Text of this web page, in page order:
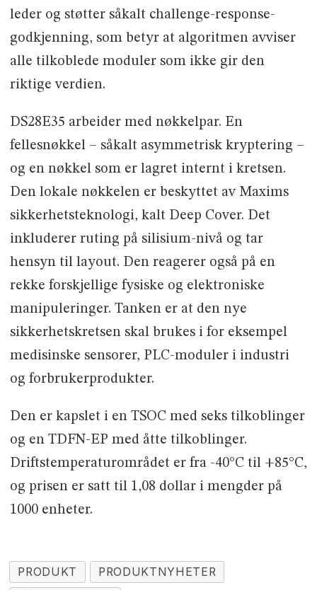
leder og støtter såkalt challenge-response-
godkjenning, som betyr at algoritmen avviser
alle tilkoblede moduler som ikke gir den
riktige verdien.
DS28E35 arbeider med nøkkelpar. En
fellesnøkkel – såkalt asymmetrisk kryptering –
og en nøkkel som er lagret internt i kretsen.
Den lokale nøkkelen er beskyttet av Maxims
sikkerhetsteknologi, kalt Deep Cover. Det
inkluderer ruting på silisium-nivå og tar
hensyn til layout. Den reagerer også på en
rekke forskjellige fysiske og elektroniske
manipuleringer. Tanken er at den nye
sikkerhetskretsen skal brukes i for eksempel
medisinske sensorer, PLC-moduler i industri
og forbrukerprodukter.
Den er kapslet i en TSOC med seks tilkoblinger
og en TDFN-EP med åtte tilkoblinger.
Driftstemperaturområdet er fra -40°C til +85°C,
og prisen er satt til 1,08 dollar i mengder på
1000 enheter.
PRODUKT
PRODUKTNYHETER